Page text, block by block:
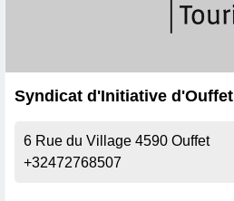
Syndicat d'Initiative d'Ouffet
6 Rue du Village 4590 Ouffet
+32472768507